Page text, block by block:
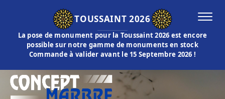
TOUSSAINT 2026
La pose de monument pour la Toussaint 2026 est encore
possible sur notre gamme de monuments en stock
Commande à valider avant le 15 Septembre 2026 !